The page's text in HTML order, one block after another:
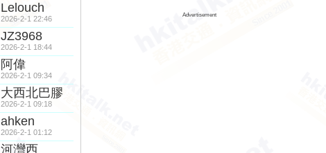
Lelouch
2026-2-1 22:46
JZ3968
2026-2-1 18:44
阿偉
2026-2-1 09:34
大西北巴膠
2026-2-1 09:18
ahken
2026-2-1 01:12
河灣西
Advertisement